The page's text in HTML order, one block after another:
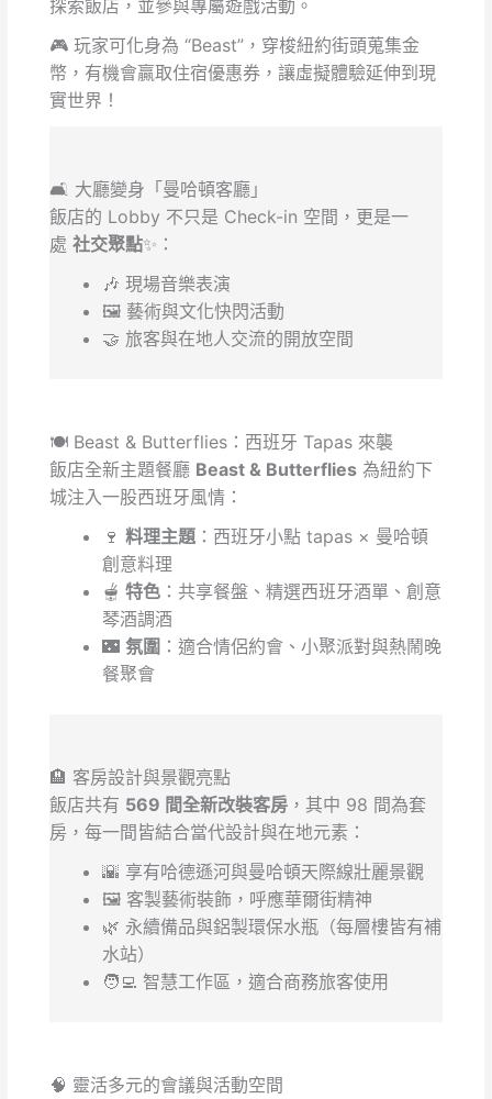
探索飯店，並參與專屬遊戲活動。
🎮 玩家可化身為 “Beast”，穿梭紐約街頭蒐集金
幣，有機會贏取住宿優惠券，讓虛擬體驗延伸到現
實世界！
🛋️ 大廳變身「曼哈頓客廳」
飯店的 Lobby 不只是 Check-in 空間，更是一
處社交聚點✨：
🎶 現場音樂表演
🖼️ 藝術與文化快閃活動
🤝 旅客與在地人交流的開放空間
🍽️ Beast & Butterflies：西班牙 Tapas 來襲
飯店全新主題餐廳 Beast & Butterflies 為紐約下
城注入一股西班牙風情：
🍷料理主題 ：西班牙小點 tapas × 曼哈頓
創意料理
🫕特色 ：共享餐盤、精選西班牙酒單、創意
琴酒調酒
🌃氛圍 ：適合情侶約會、小聚派對與熱鬧晚
餐聚會
🏨 客房設計與景觀亮點
飯店共有 569 間全新改裝客房 ，其中 98 間為套
房，每一間皆結合當代設計與在地元素：
🌇 享有哈德遜河與曼哈頓天際線壯麗景觀
🖼️ 客製藝術裝飾，呼應華爾街精神
🌿 永續備品與鋁製環保水瓶（每層樓皆有補
水站）
🧑‍💻 智慧工作區，適合商務旅客使用
🧠 靈活多元的會議與活動空間